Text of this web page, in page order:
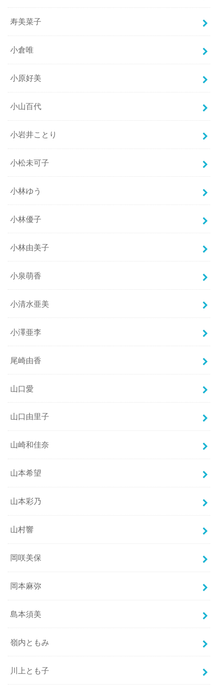
寿美菜子
小倉唯
小原好美
小山百代
小岩井ことり
小松未可子
小林ゆう
小林優子
小林由美子
小泉萌香
小清水亜美
小澤亜李
尾崎由香
山口愛
山口由里子
山崎和佳奈
山本希望
山本彩乃
山村響
岡咲美保
岡本麻弥
島本須美
嶺内ともみ
川上とも子